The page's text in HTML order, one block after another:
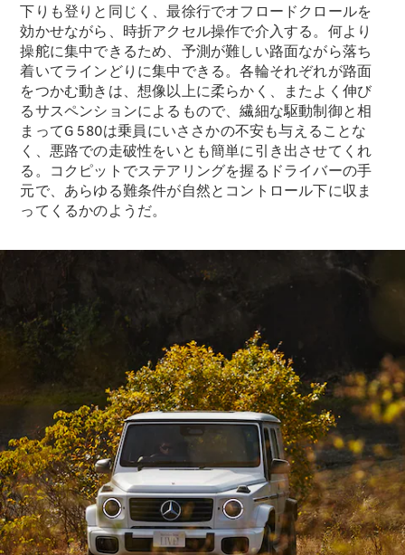
下りも登りと同じく、最徐行でオフロードクロールを
効かせながら、時折アクセル操作で介入する。何より
操舵に集中できるため、予測が難しい路面ながら落ち
着いてラインどりに集中できる。各輪それぞれが路面
をつかむ動きは、想像以上に柔らかく、またよく伸び
るサスペンションによるもので、繊細な駆動制御と相
まってG 580は乗員にいささかの不安も与えることな
く、悪路での走破性をいとも簡単に引き出させてくれ
る。コクピットでステアリングを握るドライバーの手
元で、あらゆる難条件が自然とコントロール下に収ま
ってくるかのようだ。